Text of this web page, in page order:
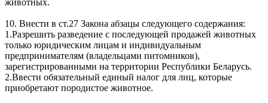
10. Внести в ст.27 Закона абзацы следующего содержания:
1.Разрешить разведение с последующей продажей животных
только юридическим лицам и индивидуальным
предпринимателям (владельцами питомников),
зарегистрированными на территории Республики Беларусь.
2.Ввести обязательный единый налог для лиц, которые
приобретают породистое животное.